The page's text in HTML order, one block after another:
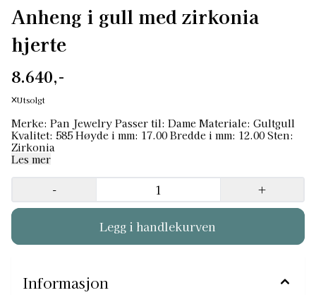
Anheng i gull med zirkonia
hjerte
8.640,-
Utsolgt
Merke: Pan Jewelry Passer til: Dame Materiale: Gultgull
Kvalitet: 585 Høyde i mm: 17.00 Bredde i mm: 12.00 Sten:
Les mer
- +
Informasjon